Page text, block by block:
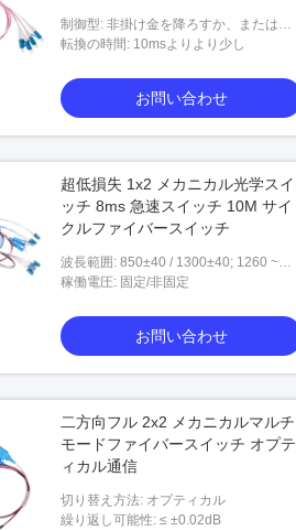
制御型: 非掛け金を降ろすか、または掛
け金を降ろすこと
転換の時間: 10msよりより少し
お問い合わせ
超低損失 1x2 メカニカル光学スイ
ッチ 8ms 急速スイッチ 10M サイ
クルファイバースイッチ
波長範囲: 850±40 / 1300±40; 1260 ~
1650
稼働電圧: 固定/非固定
お問い合わせ
二方向フル 2x2 メカニカルマルチ
モードファイバースイッチ オプテ
ィカル通信
切り替え方法: オプティカル
繰り返し可能性: ≤ ±0.02dB